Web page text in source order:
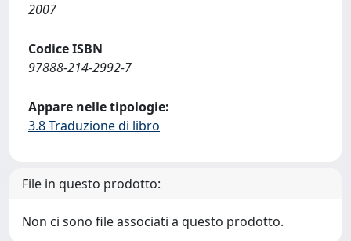
2007
Codice ISBN
97888-214-2992-7
Appare nelle tipologie:
3.8 Traduzione di libro
File in questo prodotto:
Non ci sono file associati a questo prodotto.